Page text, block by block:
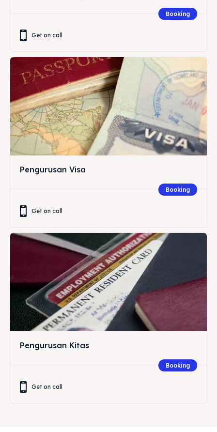
Booking
Get on call
Pengurusan Visa
Booking
Get on call
Pengurusan Kitas
Booking
Get on call